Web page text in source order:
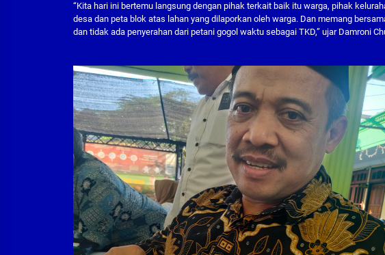
“Kita hari ini bertemu langsung dengan pihak terkait baik itu warga, pihak
desa dan peta blok atas lahan yang dilaporkan oleh warga. Dan memang
dan tidak ada penyerahan dari petani gogol waktu sebagai TKD,” ujar Damroni